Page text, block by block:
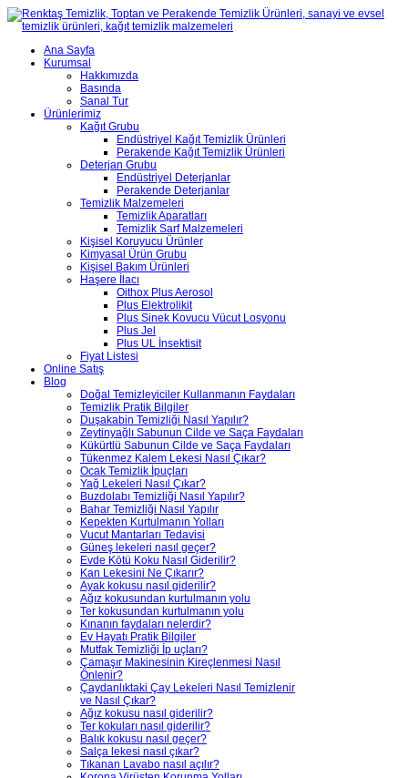
Ana Sayfa
Kurumsal
Hakkımızda
Basında
Sanal Tur
Ürünlerimiz
Kağıt Grubu
Endüstriyel Kağıt Temizlik Ürünleri
Perakende Kağıt Temizlik Ürünleri
Deterjan Grubu
Endüstriyel Deterjanlar
Perakende Deterjanlar
Temizlik Malzemeleri
Temizlik Aparatları
Temizlik Sarf Malzemeleri
Kişisel Koruyucu Ürünler
Kimyasal Ürün Grubu
Kişisel Bakım Ürünleri
Haşere İlacı
Oithox Plus Aerosol
Plus Elektrolikit
Plus Sinek Kovucu Vücut Losyonu
Plus Jel
Plus UL İnsektisit
Fiyat Listesi
Online Satış
Blog
Doğal Temizleyiciler Kullanmanın Faydaları
Temizlik Pratik Bilgiler
Duşakabin Temizliği Nasıl Yapılır?
Zeytinyağlı Sabunun Cilde ve Saça Faydaları
Kükürtlü Sabunun Cilde ve Saça Faydaları
Tükenmez Kalem Lekesi Nasıl Çıkar?
Ocak Temizlik İpuçları
Yağ Lekeleri Nasıl Çıkar?
Buzdolabı Temizliği Nasıl Yapılır?
Bahar Temizliği Nasıl Yapılır
Kepekten Kurtulmanın Yolları
Vucut Mantarları Tedavisi
Güneş lekeleri nasıl geçer?
Evde Kötü Koku Nasıl Giderilir?
Kan Lekesini Ne Çıkarır?
Ayak kokusu nasıl giderilir?
Ağız kokusundan kurtulmanın yolu
Ter kokusundan kurtulmanın yolu
Kınanın faydaları nelerdir?
Ev Hayatı Pratik Bilgiler
Mutfak Temizliği İp uçları?
Çamaşır Makinesinin Kireçlenmesi Nasıl
Önlenir?
Çaydanlıktaki Çay Lekeleri Nasıl Temizlenir
ve Nasıl Çıkar?
Ağız kokusu nasıl giderilir?
Ter kokuları nasıl giderilir?
Balık kokusu nasıl geçer?
Salça lekesi nasıl çıkar?
Tıkanan Lavabo nasıl açılır?